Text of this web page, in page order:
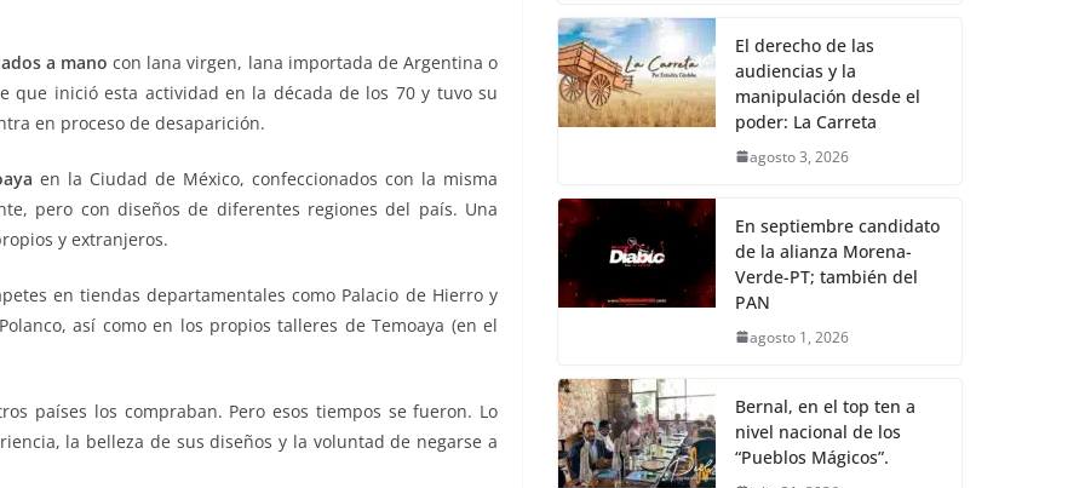
a mano con lana virgen, lana importada de Argentina o
inició esta actividad en la década de los 70 y tuvo su
en proceso de desaparición.
en la Ciudad de México, confeccionados con la misma
pero con diseños de diferentes regiones del país. Una
y extranjeros.
en tiendas departamentales como Palacio de Hierro y
así como en los propios talleres de Temoaya (en el
países los compraban. Pero esos tiempos se fueron. Lo
la belleza de sus diseños y la voluntad de negarse a
El derecho de las
audiencias y la
manipulación desde el
poder: La Carreta
agosto 3, 2026
En septiembre candidato
de la alianza Morena-
Verde-PT; también del
PAN
agosto 1, 2026
Bernal, en el top ten a
nivel nacional de los
“Pueblos Mágicos”.